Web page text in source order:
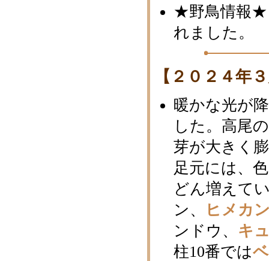
★野鳥情報★
れました。
【２０２４年
暖かな光が
した。高尾
芽が大きく
足元には、
どん増えて
ン、
ヒメカ
ンドウ、 キ
柱10番では